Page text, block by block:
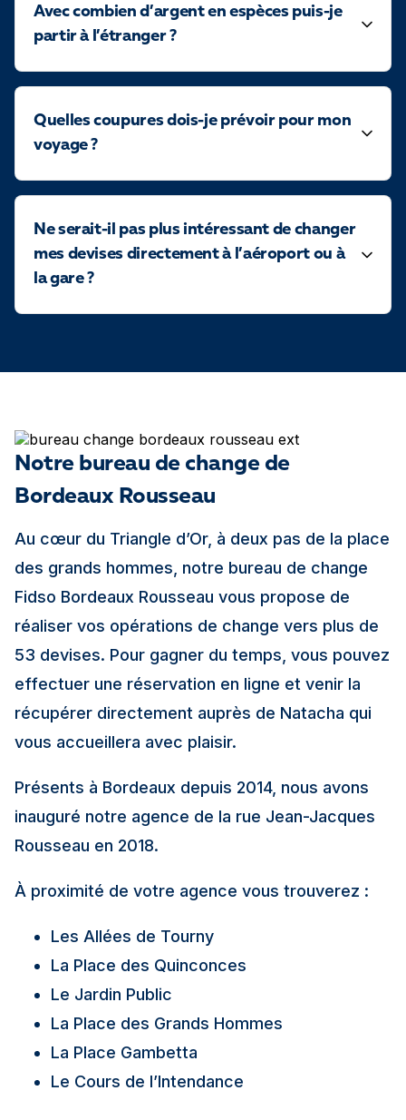
Avec combien d’argent en espèces puis-je
partir à l’étranger ?
Quelles coupures dois-je prévoir pour mon
voyage ?
Ne serait-il pas plus intéressant de changer
mes devises directement à l’aéroport ou à
la gare ?
Notre bureau de change de
Bordeaux Rousseau
Au cœur du Triangle d’Or, à deux pas de la place
des grands hommes, notre bureau de change
Fidso Bordeaux Rousseau vous propose de
réaliser vos opérations de change vers plus de
53 devises. Pour gagner du temps, vous pouvez
effectuer une réservation en ligne et venir la
récupérer directement auprès de Natacha qui
vous accueillera avec plaisir.
Présents à Bordeaux depuis 2014, nous avons
inauguré notre agence de la rue Jean-Jacques
Rousseau en 2018.
À proximité de votre agence vous trouverez :
Les Allées de Tourny
La Place des Quinconces
Le Jardin Public
La Place des Grands Hommes
La Place Gambetta
Le Cours de l’Intendance